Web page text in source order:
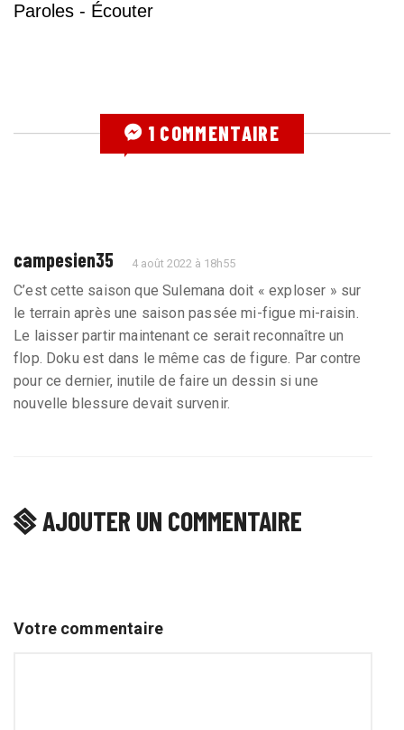
Paroles - Écouter
1 COMMENTAIRE
campesien35 4 août 2022 à 18h55
C’est cette saison que Sulemana doit « exploser » sur
le terrain après une saison passée mi-figue mi-raisin.
Le laisser partir maintenant ce serait reconnaître un
flop. Doku est dans le même cas de figure. Par contre
pour ce dernier, inutile de faire un dessin si une
nouvelle blessure devait survenir.
AJOUTER UN COMMENTAIRE
Votre commentaire